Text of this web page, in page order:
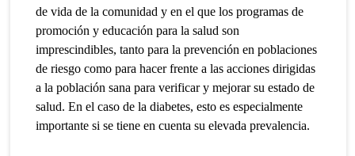
de vida de la comunidad y en el que los programas de
promoción y educación para la salud son
imprescindibles, tanto para la prevención en poblaciones
de riesgo como para hacer frente a las acciones dirigidas
a la población sana para verificar y mejorar su estado de
salud. En el caso de la diabetes, esto es especialmente
importante si se tiene en cuenta su elevada prevalencia.